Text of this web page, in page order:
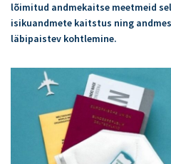
lõimitud andmekaitse meetmeid
isikuandmete kaitstus ning
läbipaistev kohtlemine.
Uudiskirjast